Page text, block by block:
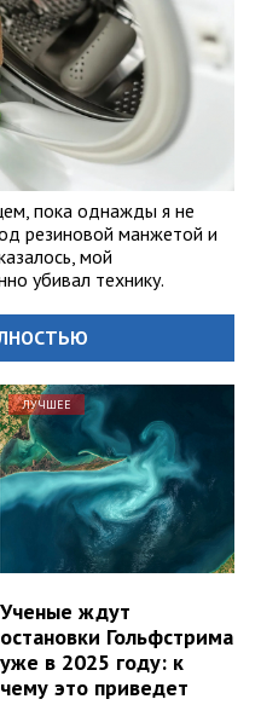
пока однажды я не
резиновой манжетой и
мой
убивал технику.
ЛУЧШЕЕ
Ученые ждут
остановки Гольфстрима
уже в 2025 году: к
чему это приведет